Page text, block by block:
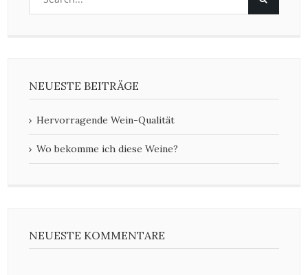
NEUESTE BEITRÄGE
Hervorragende Wein-Qualität
Wo bekomme ich diese Weine?
NEUESTE KOMMENTARE